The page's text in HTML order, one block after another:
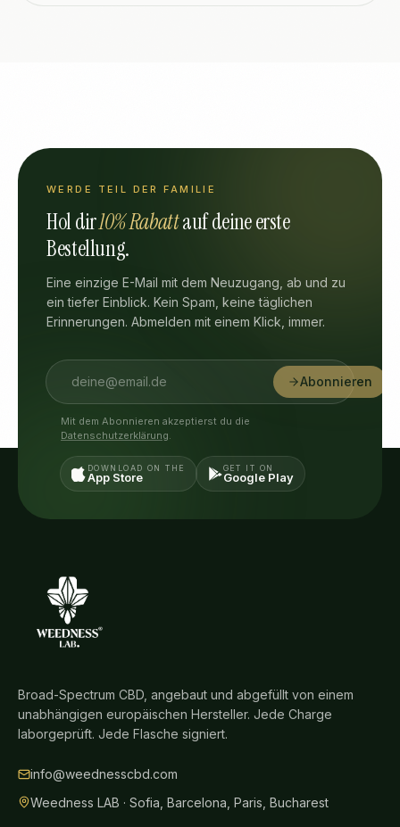
WERDE TEIL DER FAMILIE
Hol dir10% Rabattauf deine erste
Bestellung.
Eine einzige E-Mail mit dem Neuzugang, ab und zu
ein tiefer Einblick. Kein Spam, keine täglichen
Erinnerungen. Abmelden mit einem Klick, immer.
Abonnieren
Mit dem Abonnieren akzeptierst du die
Datenschutzerklärung.
DOWNLOAD ON THE
App Store
GET IT ON
Google Play
Broad-Spectrum CBD, angebaut und abgefüllt von einem
unabhängigen europäischen Hersteller. Jede Charge
laborgeprüft. Jede Flasche signiert.
info@weednesscbd.com
Weedness LAB · Sofia, Barcelona, Paris, Bucharest